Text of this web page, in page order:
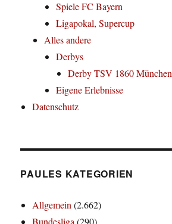
Spiele FC Bayern
Ligapokal, Supercup
Alles andere
Derbys
Derby TSV 1860 München
Eigene Erlebnisse
Datenschutz
PAULES KATEGORIEN
Allgemein (2.662)
Bundesliga (290)